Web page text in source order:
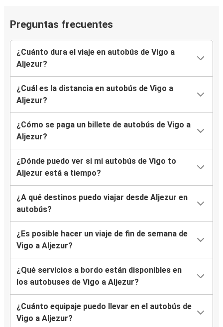
Preguntas frecuentes
¿Cuánto dura el viaje en autobús de Vigo a
Aljezur?
¿Cuál es la distancia en autobús de Vigo a
Aljezur?
¿Cómo se paga un billete de autobús de Vigo a
Aljezur?
¿Dónde puedo ver si mi autobús de Vigo to
Aljezur está a tiempo?
¿A qué destinos puedo viajar desde Aljezur en
autobús?
¿Es posible hacer un viaje de fin de semana de
Vigo a Aljezur?
¿Qué servicios a bordo están disponibles en
los autobuses de Vigo a Aljezur?
¿Cuánto equipaje puedo llevar en el autobús de
Vigo a Aljezur?